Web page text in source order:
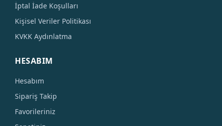
İptal İade Koşulları
Kişisel Veriler Politikası
KVKK Aydınlatma
HESABIM
Hesabım
Sipariş Takip
Favorileriniz